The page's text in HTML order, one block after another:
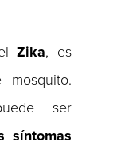
Zika, es
ser
síntomas